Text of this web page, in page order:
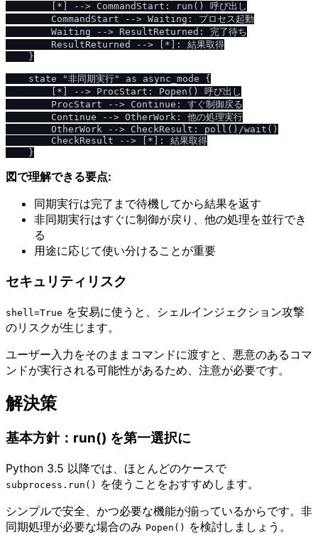
        [*] --> CommandStart: run() 呼び出し
        CommandStart --> Waiting: プロセス起動
        Waiting --> ResultReturned: 完了待ち
        ResultReturned --> [*]: 結果取得
    }
    state "非同期実行" as async_mode {
        [*] --> ProcStart: Popen() 呼び出し
        ProcStart --> Continue: すぐ制御戻る
        Continue --> OtherWork: 他の処理実行
        OtherWork --> CheckResult: poll()/wait()
        CheckResult --> [*]: 結果取得
図で理解できる要点:
同期実行は完了まで待機してから結果を返す
非同期実行はすぐに制御が戻り、他の処理を並行でき
る
用途に応じて使い分けることが重要
セキュリティリスク
shell=True を安易に使うと、シェルインジェクション攻撃
のリスクが生じます。
ユーザー入力をそのままコマンドに渡すと、悪意のあるコマ
ンドが実行される可能性があるため、注意が必要です。
解決策
基本方針：run() を第一選択に
Python 3.5 以降では、ほとんどのケースで
subprocess.run()
を使うことをおすすめします。
シンプルで安全、かつ必要な機能が揃っているからです。非
同期処理が必要な場合のみ Popen() を検討しましょう。